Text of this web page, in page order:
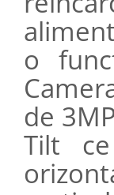
o
de
Tilt